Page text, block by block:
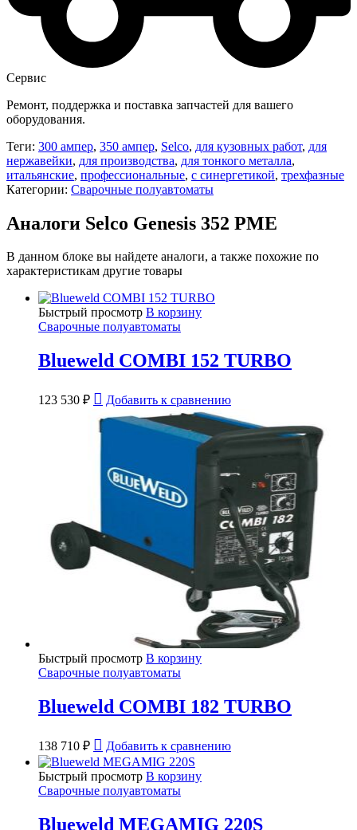
Сервис
Ремонт, поддержка и поставка запчастей для вашего
оборудования.
Теги: 300 ампер, 350 ампер, Selco, для кузовных работ, для
нержавейки, для производства, для тонкого металла,
итальянские, профессиональные, с синергетикой, трехфазные
Категории: Сварочные полуавтоматы
Аналоги Selco Genesis 352 PME
В данном блоке вы найдете аналоги, а также похожие по
характеристикам другие товары
Быстрый просмотр В корзину
Сварочные полуавтоматы
Blueweld COMBI 152 TURBO
123 530 ₽ Добавить к сравнению
Быстрый просмотр В корзину
Сварочные полуавтоматы
Blueweld COMBI 182 TURBO
138 710 ₽ Добавить к сравнению
Быстрый просмотр В корзину
Сварочные полуавтоматы
Blueweld MEGAMIG 220S